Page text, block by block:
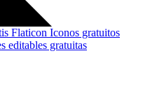
Flaticon Iconos gratuitos
editables gratuitas